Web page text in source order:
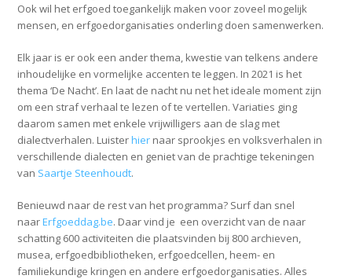
Ook wil het erfgoed toegankelijk maken voor zoveel mogelijk
mensen, en erfgoedorganisaties onderling doen samenwerken.
Elk jaar is er ook een ander thema, kwestie van telkens andere
inhoudelijke en vormelijke accenten te leggen. In 2021 is het
thema ‘De Nacht’. En laat de nacht nu net het ideale moment zijn
om een straf verhaal te lezen of te vertellen. Variaties ging
daarom samen met enkele vrijwilligers aan de slag met
dialectverhalen. Luisterhier naar sprookjes en volksverhalen in
verschillende dialecten en geniet van de prachtige tekeningen
van Saartje Steenhoudt.
Benieuwd naar de rest van het programma? Surf dan snel
naarErfgoeddag.be. Daar vind je een overzicht van de naar
schatting 600 activiteiten die plaatsvinden bij 800 archieven,
musea, erfgoedbibliotheken, erfgoedcellen, heem- en
familiekundige kringen en andere erfgoedorganisaties. Alles